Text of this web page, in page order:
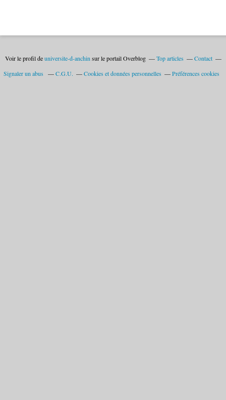
Voir le profil deuniversite-d-anchinsur le portail Overblog Top articles
Contact
Signaler un abus
C.G.U. Cookies et données personnelles Préférences cookies